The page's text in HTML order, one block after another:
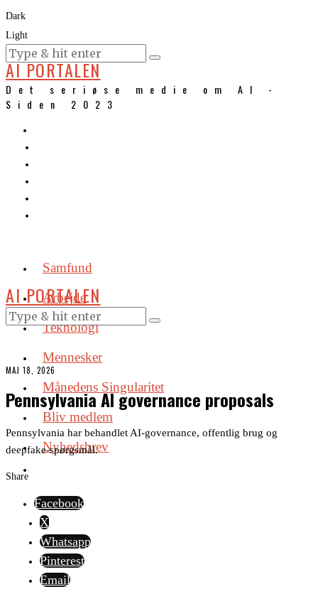
Dark
Light
KURSER
AI PORTALEN
Det seriøse medie om AI -
Siden 2023
Samfund
Arbejde
Teknologi
Mennesker
Månedens Singularitet
Bliv medlem
Nyhedsbrev
AI PORTALEN
MAJ 18, 2026
Pennsylvania AI governance proposals
Pennsylvania har behandlet AI-governance, offentlig brug og
deepfake-spørgsmål.
Share
Facebook
X
Whatsapp
Pinterest
Email